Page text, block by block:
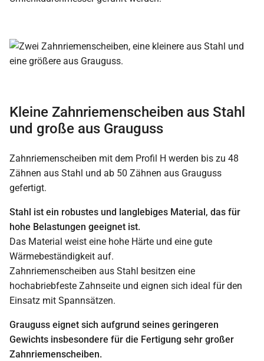
Kleine Zahnriemenscheiben aus Stahl
und große aus Grauguss
Zahnriemenscheiben mit dem Profil H werden bis zu 48
Zähnen aus Stahl und ab 50 Zähnen aus Grauguss
gefertigt.
Stahl ist ein robustes und langlebiges Material, das für
hohe Belastungen geeignet ist.
Das Material weist eine hohe Härte und eine gute
Wärmebeständigkeit auf.
Zahnriemenscheiben aus Stahl besitzen eine
hochabriebfeste Zahnseite und eignen sich ideal für den
Einsatz mit Spannsätzen.
Grauguss eignet sich aufgrund seines geringeren
Gewichts insbesondere für die Fertigung sehr großer
Zahnriemenscheiben.